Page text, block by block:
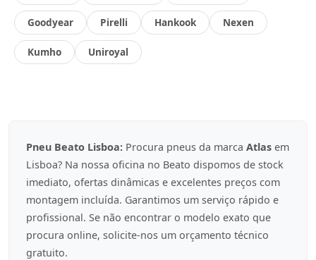
Goodyear Pirelli Hankook Nexen
Kumho Uniroyal
Pneu Beato Lisboa: Procura pneus da marca Atlas em
Lisboa? Na nossa oficina no Beato dispomos de stock
imediato, ofertas dinâmicas e excelentes preços com
montagem incluída. Garantimos um serviço rápido e
profissional. Se não encontrar o modelo exato que
procura online, solicite-nos um orçamento técnico
gratuito.